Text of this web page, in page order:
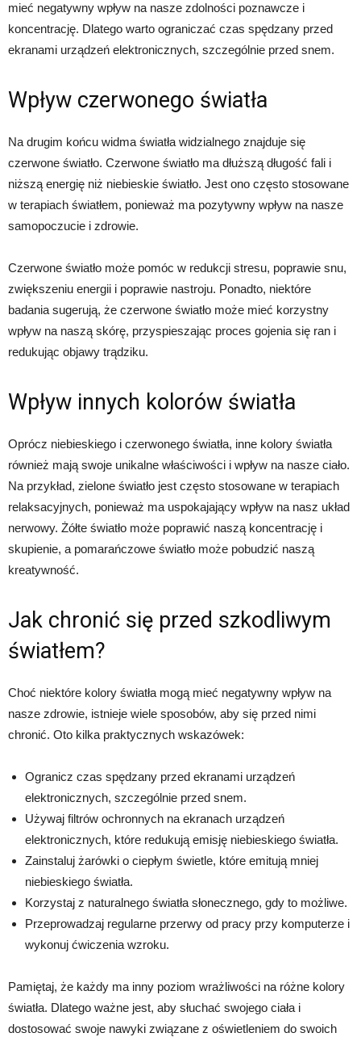
mieć negatywny wpływ na nasze zdolności poznawcze i
koncentrację. Dlatego warto ograniczać czas spędzany przed
ekranami urządzeń elektronicznych, szczególnie przed snem.
Wpływ czerwonego światła
Na drugim końcu widma światła widzialnego znajduje się
czerwone światło. Czerwone światło ma dłuższą długość fali i
niższą energię niż niebieskie światło. Jest ono często stosowane
w terapiach światłem, ponieważ ma pozytywny wpływ na nasze
samopoczucie i zdrowie.
Czerwone światło może pomóc w redukcji stresu, poprawie snu,
zwiększeniu energii i poprawie nastroju. Ponadto, niektóre
badania sugerują, że czerwone światło może mieć korzystny
wpływ na naszą skórę, przyspieszając proces gojenia się ran i
redukując objawy trądziku.
Wpływ innych kolorów światła
Oprócz niebieskiego i czerwonego światła, inne kolory światła
również mają swoje unikalne właściwości i wpływ na nasze ciało.
Na przykład, zielone światło jest często stosowane w terapiach
relaksacyjnych, ponieważ ma uspokajający wpływ na nasz układ
nerwowy. Żółte światło może poprawić naszą koncentrację i
skupienie, a pomarańczowe światło może pobudzić naszą
kreatywność.
Jak chronić się przed szkodliwym
światłem?
Choć niektóre kolory światła mogą mieć negatywny wpływ na
nasze zdrowie, istnieje wiele sposobów, aby się przed nimi
chronić. Oto kilka praktycznych wskazówek:
Ogranicz czas spędzany przed ekranami urządzeń
elektronicznych, szczególnie przed snem.
Używaj filtrów ochronnych na ekranach urządzeń
elektronicznych, które redukują emisję niebieskiego światła.
Zainstaluj żarówki o ciepłym świetle, które emitują mniej
niebieskiego światła.
Korzystaj z naturalnego światła słonecznego, gdy to możliwe.
Przeprowadzaj regularne przerwy od pracy przy komputerze i
wykonuj ćwiczenia wzroku.
Pamiętaj, że każdy ma inny poziom wrażliwości na różne kolory
światła. Dlatego ważne jest, aby słuchać swojego ciała i
dostosować swoje nawyki związane z oświetleniem do swoich